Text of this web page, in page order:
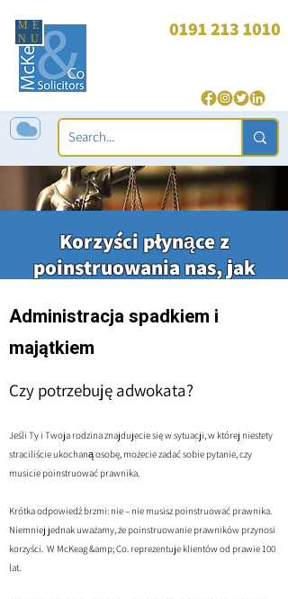
ME
NU
0191 213 1010
Korzyści płynące z
poinstruowania nas, jak
krewną
Administracja spadkiem i
majątkiem
Czy potrzebuję adwokata?
Jeśli Ty i Twoja rodzina znajdujecie się w sytuacji, w której niestety
straciliście ukochaną osobę, możecie zadać sobie pytanie, czy
musicie poinstruować prawnika.
Krótka odpowiedź brzmi: nie – nie musisz poinstruować prawnika.
Niemniej jednak uważamy, że poinstruowanie prawników przynosi
korzyści. W McKeag &amp; Co. reprezentuje klientów od prawie 100
lat.